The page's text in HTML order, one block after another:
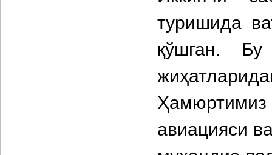
туришида
қўшган.
авиацияси